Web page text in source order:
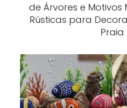
de Árvores e Motivos
Rústicas para
Praia